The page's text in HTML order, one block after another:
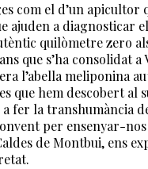
com el d’un apicultor
ajuden a diagnosticar
quilòmetre zero
que s’ha consolidat a
l’abella meliponina
que hem descobert al
la transhumància
per ensenyar-
de Montbui, ens